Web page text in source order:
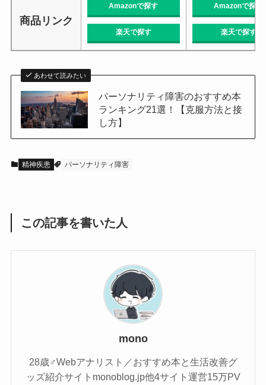
商品リンク
Amazonで探す
楽天で探す
Amazonで探す
楽天で探す
あわせて読みたい
パーソナリティ障害のおすすめ本
ランキング21選！【克服方法と接
し方】
精神疾患 パーソナリティ障害
この記事を書いた人
mono
28歳♂Webアナリスト／おすすめ本と生活改善グ
ッズ紹介サイトmonoblog.jp他4サイト運営15万PV